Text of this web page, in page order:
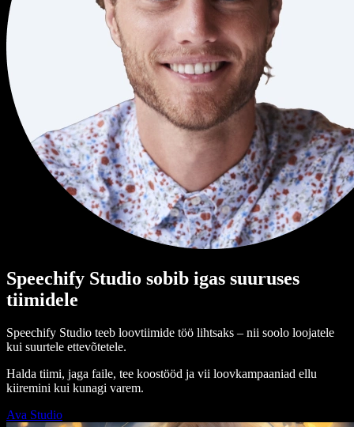
Speechify Studio sobib igas suuruses
tiimidele
Speechify Studio teeb loovtiimide töö lihtsaks – nii soolo loojatele
kui suurtele ettevõtetele.
Halda tiimi, jaga faile, tee koostööd ja vii loovkampaaniad ellu
kiiremini kui kunagi varem.
Ava Studio